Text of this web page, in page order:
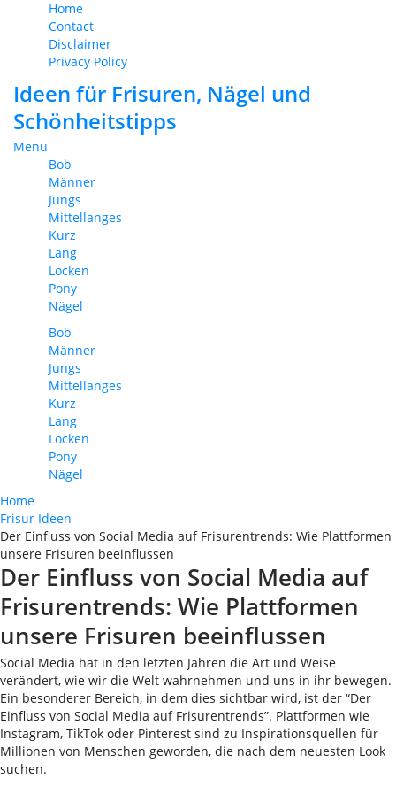
Home
Contact
Disclaimer
Privacy Policy
Ideen für Frisuren, Nägel und
Schönheitstipps
Menu
Bob
Männer
Jungs
Mittellanges
Kurz
Lang
Locken
Pony
Nägel
Bob
Männer
Jungs
Mittellanges
Kurz
Lang
Locken
Pony
Nägel
Home
Frisur Ideen
Der Einfluss von Social Media auf Frisurentrends: Wie Plattformen
unsere Frisuren beeinflussen
Der Einfluss von Social Media auf
Frisurentrends: Wie Plattformen
unsere Frisuren beeinflussen
Social Media hat in den letzten Jahren die Art und Weise
verändert, wie wir die Welt wahrnehmen und uns in ihr bewegen.
Ein besonderer Bereich, in dem dies sichtbar wird, ist der “Der
Einfluss von Social Media auf Frisurentrends”. Plattformen wie
Instagram, TikTok oder Pinterest sind zu Inspirationsquellen für
Millionen von Menschen geworden, die nach dem neuesten Look
suchen.